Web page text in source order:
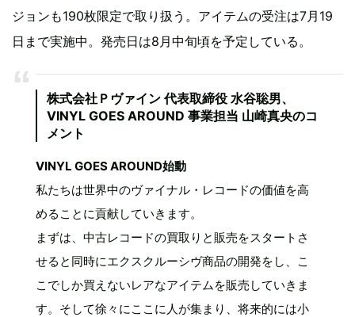
ジョンも190枚限定で取り扱う。アイテムの受注は7月19
日まで実施中。発売日は8月中旬頃を予定している。
株式会社Ｐヴァイン 代表取締役 水谷聡男、
VINYL GOES AROUND 事業担当 山崎真央のコ
メント
VINYL GOES AROUND始動
私たちは世界中のヴァイナル・レコードの価値を高
めることに貢献していきます。
まずは、中古レコードの買取りと販売をスタートさ
せると同時にエクスクルーシヴ商品の開発をし、こ
こでしか買えないレアなアイテムを販売していきま
す。そして徐々にここに人が集まり、将来的には小